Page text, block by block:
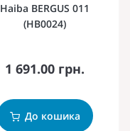
Haiba BERGUS 011
(HB0024)
1 691.00 грн.
До кошика